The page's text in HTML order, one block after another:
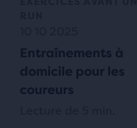
Entraînements à
domicile pour les
coureurs